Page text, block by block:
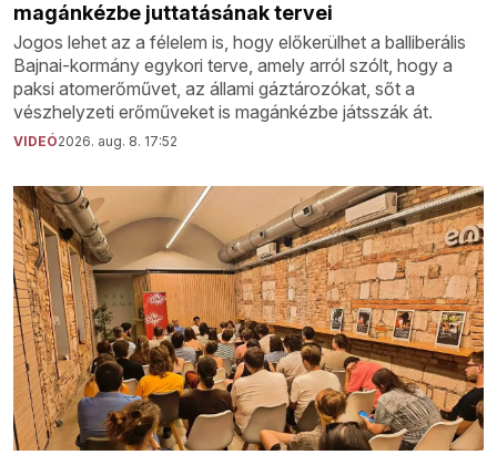
magánkézbe juttatásának tervei
Jogos lehet az a félelem is, hogy előkerülhet a balliberális
Bajnai-kormány egykori terve, amely arról szólt, hogy a
paksi atomerőművet, az állami gáztározókat, sőt a
vészhelyzeti erőműveket is magánkézbe játsszák át.
VIDEÓ2026. aug. 8. 17:52